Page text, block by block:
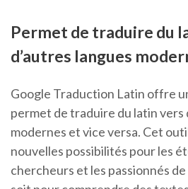
Permet de traduire du
d’autres langues
Google Traduction Latin offre
permet de traduire du latin vers
modernes et vice versa. Cet
nouvelles possibilités pour les
chercheurs et les passionnés